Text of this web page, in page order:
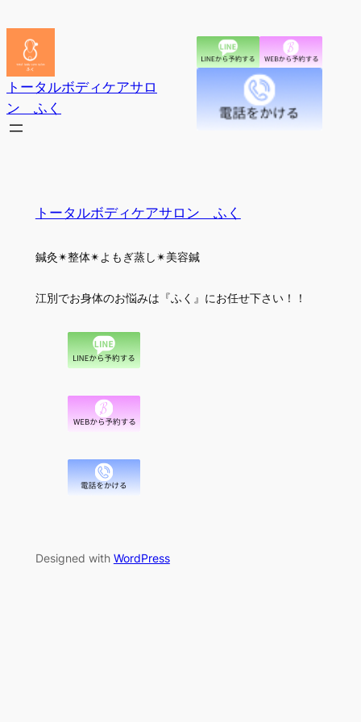
ス
キ
ッ
トータルボディケアサロ
ン ふく
トータルボディケアサロン ふく
鍼灸✴︎整体✴︎よもぎ蒸し✴︎美容鍼
江別でお身体のお悩みは『ふく』にお任せ下さい！！
Designed with WordPress